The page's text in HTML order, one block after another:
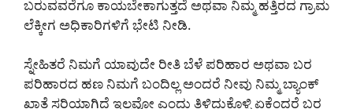
ಬರುವವರೆಗೂ ಕಾಯಬೇಕಾಗುತ್ತದೆ ಅಥವಾ ನಿಮ್ಮ ಹತ್ತಿರದ ಗ್ರಾಮ
ಲೆಕ್ಕೀಗ ಅಧಿಕಾರಿಗಳಿಗೆ ಭೇಟಿ ನೀಡಿ.
ಸ್ನೇಹಿತರೆ ನಿಮಗೆ ಯಾವುದೇ ರೀತಿ ಬೆಳೆ ಪರಿಹಾರ ಅಥವಾ ಬರ
ಪರಿಹಾರದ ಹಣ ನಿಮಗೆ ಬಂದಿಲ್ಲ ಅಂದರೆ ನೀವು ನಿಮ್ಮ ಬ್ಯಾಂಕ್
ಖಾತೆ ಸರಿಯಾಗಿದೆ ಇಲ್ಲವೋ ಎಂದು ತಿಳಿದುಕೊಳ್ಳಿ ಏಕೆಂದರೆ ಬರ